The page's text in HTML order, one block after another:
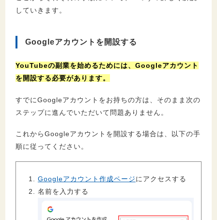
していきます。
Googleアカウントを開設する
YouTubeの副業を始めるためには、Googleアカウント
を開設する必要があります。
すでにGoogleアカウントをお持ちの方は、そのまま次の
ステップに進んでいただいて問題ありません。
これからGoogleアカウントを開設する場合は、以下の手
順に従ってください。
Googleアカウント作成ページにアクセスする
名前を入力する